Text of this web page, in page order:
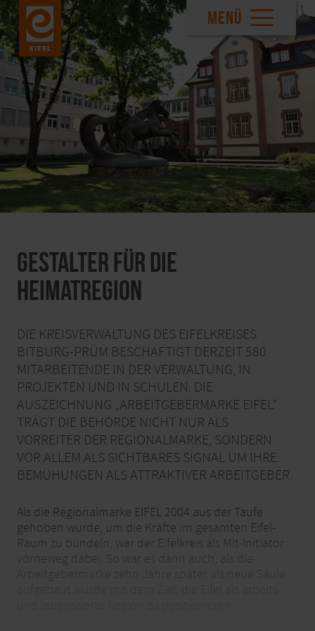
MENÜ
Gestalter für die
Heimatregion
DIE KREISVERWALTUNG DES EIFELKREISES
BITBURG-PRÜM BESCHÄFTIGT DERZEIT 580
MITARBEITENDE IN DER VERWALTUNG, IN
PROJEKTEN UND IN SCHULEN. DIE
AUSZEICHNUNG „ARBEITGEBERMARKE EIFEL“
TRÄGT DIE BEHÖRDE NICHT NUR ALS
VORREITER DER REGIONALMARKE, SONDERN
VOR ALLEM ALS SICHTBARES SIGNAL UM IHRE
BEMÜHUNGEN ALS ATTRAKTIVER ARBEITGEBER.
Als die Regionalmarke EIFEL 2004 aus der Taufe
gehoben wurde, um die Kräfte im gesamten Eifel-
Raum zu bündeln, war der Eifelkreis als Mit-Initiator
vorneweg dabei. So war es dann auch, als die